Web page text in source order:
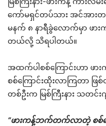
ကော်မရှင်တပ်သား အင်အားတ
မနက် ၈ နာရီခွဲလောက်မှာ ဖာ
တယ်လို့ သိရပါတယ်။
အထက်ပါစစ်ကြောင်းဟာ ဖ
စစ်ကြောင်းထိုးလာကြတာ ဖြ
တစ်ဦးက မြစ်ကြီးနား သတင်း
“ဖားကန့်ဘက်တက်လာတဲ့ စစ်